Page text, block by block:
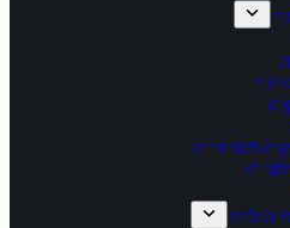
משרדיות
הולדת